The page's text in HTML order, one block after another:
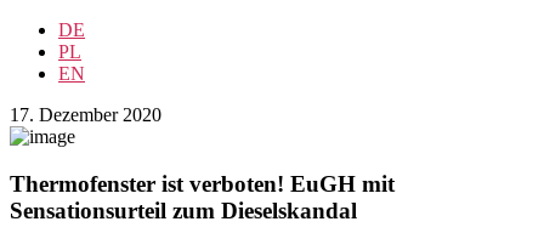
DE
PL
EN
17. Dezember 2020
Thermofenster ist verboten! EuGH mit
Sensationsurteil zum Dieselskandal